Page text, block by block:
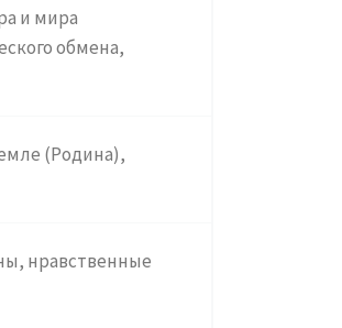
и мира
обмена,
(Родина),
нравственные